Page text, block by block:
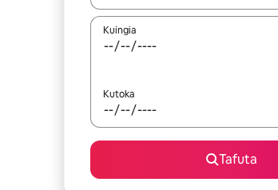
Kuingia
Kutoka
Tafuta